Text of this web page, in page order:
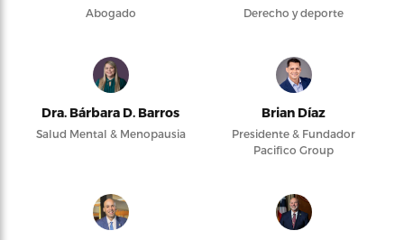
Abogado Derecho y deporte
Dra. Bárbara D. Barros
Salud Mental & Menopausia
Brian Díaz
Presidente & Fundador
Pacifico Group